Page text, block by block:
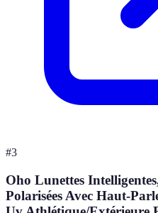
#3
Oho Lunettes
Polarisées Avec Haut-